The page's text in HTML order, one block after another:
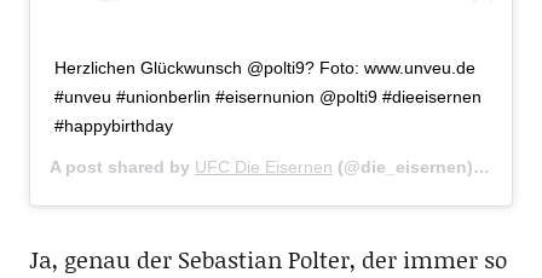
Herzlichen Glückwunsch @polti9? Foto: www.unveu.de
#unveu #unionberlin #eisernunion @polti9 #dieeisernen
#happybirthday
A post shared by UFC Die Eisernen (@die_eisernen) on
Ja, genau der Sebastian Polter, der immer so